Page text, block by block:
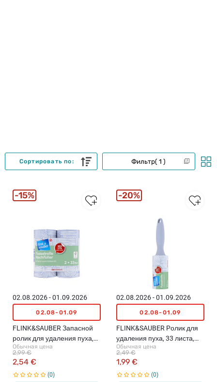
Фильтр 1
Сортировать по:
02.08.2026 - 01.09.2026
02.08-01.09
FLINK&SAUBER Запасной
ролик для удаления пуха,
33 лист, 5,80м, 2шт.
Обычная цена
2,54 €
2,99 €
0
15%
02.08.2026 - 01.09.2026
02.08-01.09
FLINK&SAUBER Pолик для
удаления пуха, 33 листа,
5.8м
Обычная цена
1,99 €
2,49 €
0
20%